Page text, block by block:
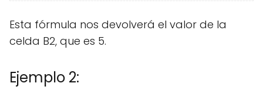
Esta fórmula nos devolverá el valor de la
celda B2, que es 5.
Ejemplo 2: